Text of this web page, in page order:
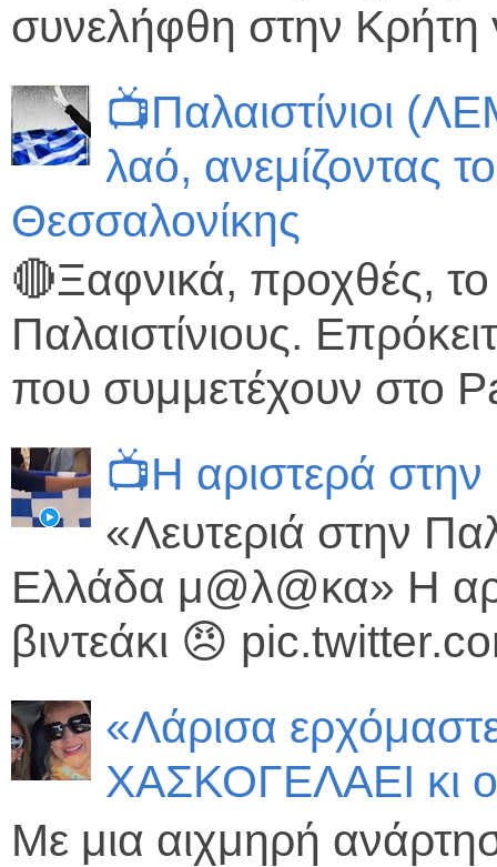
συνελήφθη στην Κρήτη
📺Παλαιστίνιοι
λαό, ανεμίζοντας
Θεσσαλονίκης
🔴Ξαφνικά, προχθές,
Παλαιστίνιους.
που συμμετέχουν στο
📺Η αριστερά
«Λευτεριά στην
Ελλάδα μ@λ@κα» Η
βιντεάκι 😠
«Λάρισα
ΧΑΣΚΟΓΕΛΑΕΙ κι
Με μια αιχμηρή